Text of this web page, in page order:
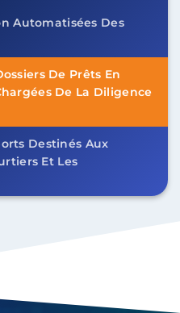
Automatisées Des
De Prêts En
De La Diligence
Destinés Aux
Et Les